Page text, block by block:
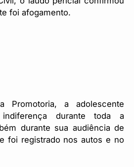
foi afogamento.
Promotoria, a adolescente
durante toda a
durante sua audiência de
foi registrado nos autos e no